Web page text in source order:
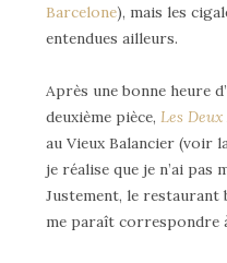
Barcelone), mais les
entendues ailleurs.
Après une bonne heure
deuxième pièce, Les
au Vieux Balancier (voir
je réalise que je n’ai pas
Justement, le restaurant
me paraît correspondre